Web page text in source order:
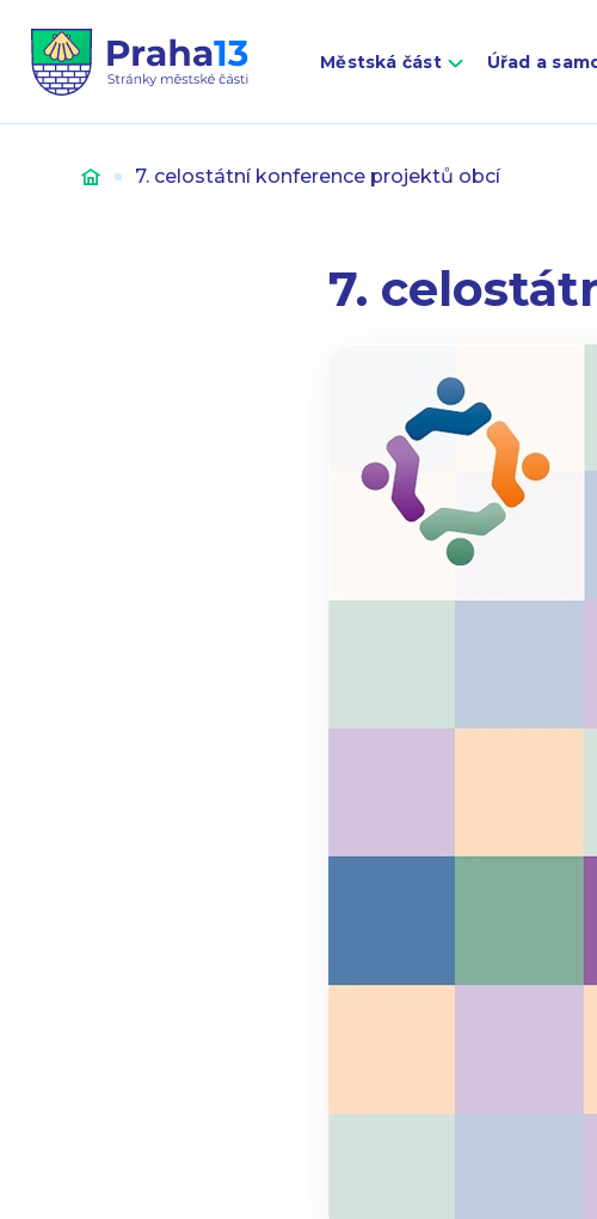
Městská část Úřad a
Úvod 7. celostátní konference projektů obcí
7.